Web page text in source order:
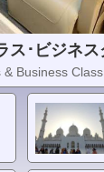
ス･ビジネス
& Business Class